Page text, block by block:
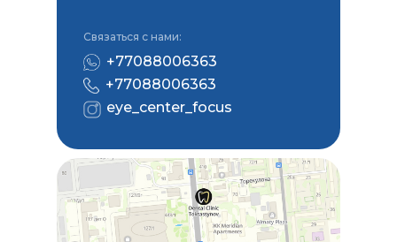
Связаться с нами:
+77088006363
eye_center_focus
+77088006363